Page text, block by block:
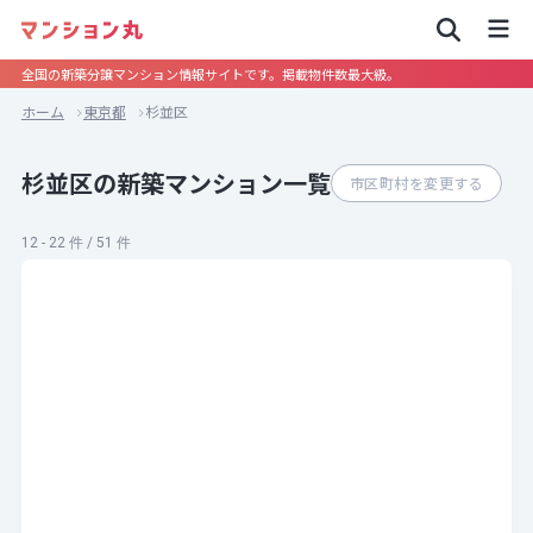
全国の新築分譲マンション情報サイトです。掲載物件数最大級。
ホーム 東京都 杉並区
杉並区の新築マンション一覧 市区町村を変更する
12 - 22 件 / 51 件